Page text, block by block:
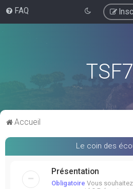
FAQ
Accueil
Le coin des
Présentation
Obligatoire Vous